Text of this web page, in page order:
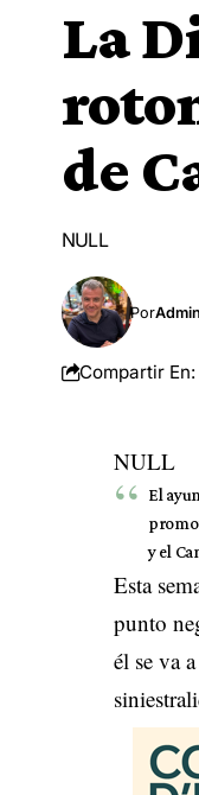
La
de
NULL
PorAdmin
Compartir En:
NULL
El
y el
Esta
punto
él se va